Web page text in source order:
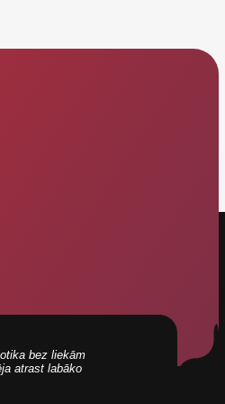
bez liekām
atrast labāko